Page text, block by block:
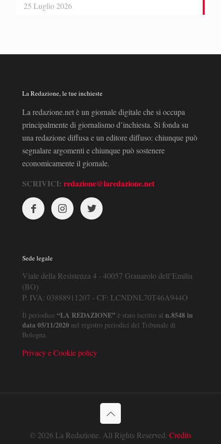
25 Luglio 2026
La Redazione, le tue inchieste
La redazione.net è un giornale digitale che si occupa
principalmente di giornalismo d’inchiesta. Si fonda su
una redazione diffusa e un editore diffuso: chiunque può
segnalare argomenti e chiunque può sostenere
economicamente il giornale.
SCRIVICI: redazione@laredazione.net
Sede legale
Viale della Resistenza 4 - 40057 Granarolo dell’Emilia
(BO)
P. IVA: 03888911207 - CF: LCNDNL70T46A944O
Il periodico “LA REDAZIONE” è stato iscritto al n.8548 in
data 05/11/2020 nel registro periodici del Tribunale di
Bologna.
Privacy e Cookie policy
© 2026 La Redazione. All Rights Reserved. Credits